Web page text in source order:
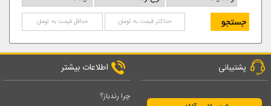
پشتیبانی اطلاعات بیشتر
چرا رندباز؟